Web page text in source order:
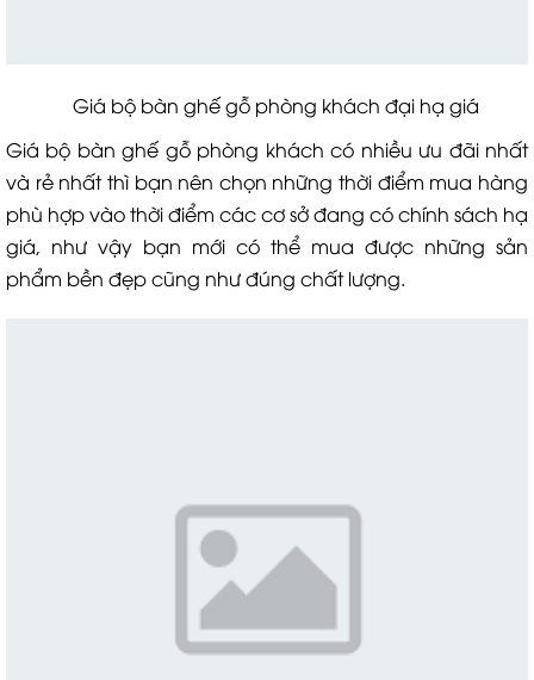
Giá bộ bàn ghế gỗ phòng khách đại hạ giá
Giá bộ bàn ghế gỗ phòng khách có nhiều ưu đãi nhất
và rẻ nhất thì bạn nên chọn những thời điểm mua hàng
phù hợp vào thời điểm các cơ sở đang có chính sách hạ
giá, như vậy bạn mới có thể mua được những sản
phẩm bền đẹp cũng như đúng chất lượng.